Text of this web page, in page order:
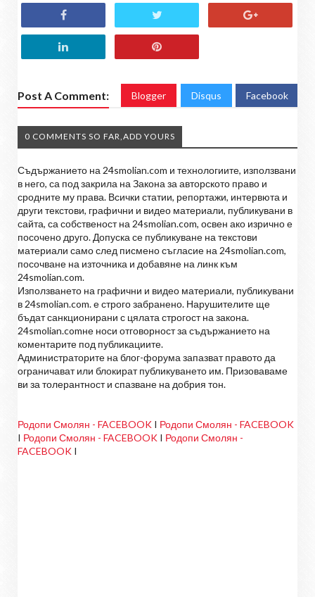
Post A Comment: Blogger Disqus Facebook
0 COMMENTS SO FAR,ADD YOURS
Съдържанието на 24smolian.com и технологиите, използвани
в него, са под закрила на Закона за авторското право и
сродните му права. Всички статии, репортажи, интервюта и
други текстови, графични и видео материали, публикувани в
сайта, са собственост на 24smolian.com, освен ако изрично е
посочено друго. Допуска се публикуване на текстови
материали само след писмено съгласие на 24smolian.com,
посочване на източника и добавяне на линк към
24smolian.com.
Използването на графични и видео материали, публикувани
в 24smolian.com. е строго забранено. Нарушителите ще
бъдат санкционирани с цялата строгост на закона.
24smolian.comне носи отговорност за съдържанието на
коментарите под публикациите.
Администраторите на блог-форума запазват правото да
ограничават или блокират публикуването им. Призоваваме
ви за толерантност и спазване на добрия тон.
Родопи Смолян - FACEBOOK I Родопи Смолян - FACEBOOK
I Родопи Смолян - FACEBOOK I Родопи Смолян -
FACEBOOK I